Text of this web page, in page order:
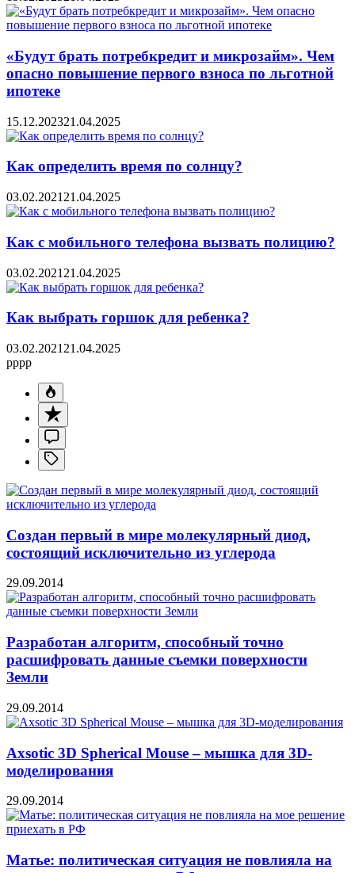
«Будут брать потребкредит и микрозайм». Чем
опасно повышение первого взноса по льготной
ипотеке
15.12.202321.04.2025
Как определить время по солнцу?
03.02.2021 21.04.2025
Как с мобильного телефона вызвать полицию?
03.02.2021 21.04.2025
Как выбрать горшок для ребенка?
03.02.2021 21.04.2025
pppp
Создан первый в мире молекулярный диод,
состоящий исключительно из углерода
29.09.2014
Разработан алгоритм, способный точно
расшифровать данные съемки поверхности
Земли
29.09.2014
Axsotic 3D Spherical Mouse – мышка для 3D-
моделирования
29.09.2014
Матье: политическая ситуация не повлияла на